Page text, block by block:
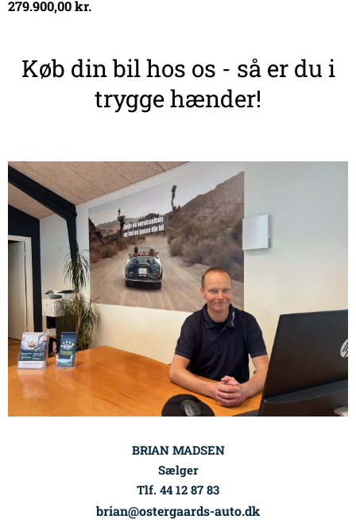
279.900,00kr.
Køb din bil hos os - så er du i
trygge hænder!
BRIAN MADSEN
Sælger
Tlf. 44 12 87 83
brian@ostergaards-auto.dk